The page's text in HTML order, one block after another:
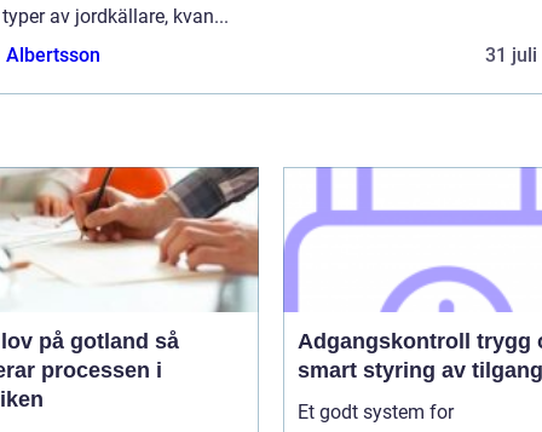
av jordkällare, kvan...
Albertsson
31 juli
på gotland så
processen i
Adgangskontroll trygg og
smart styring av
Et godt system for